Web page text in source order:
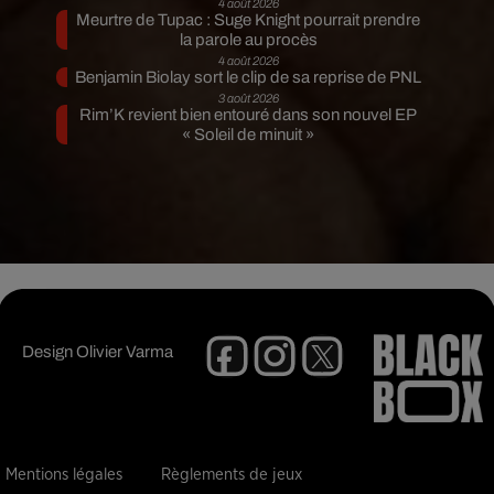
4 août 2026
Meurtre de Tupac : Suge Knight pourrait prendre
la parole au procès
4 août 2026
Benjamin Biolay sort le clip de sa reprise de PNL
3 août 2026
Rim’K revient bien entouré dans son nouvel EP
« Soleil de minuit »
DesignOlivier Varma
Mentions légales Règlements de jeux